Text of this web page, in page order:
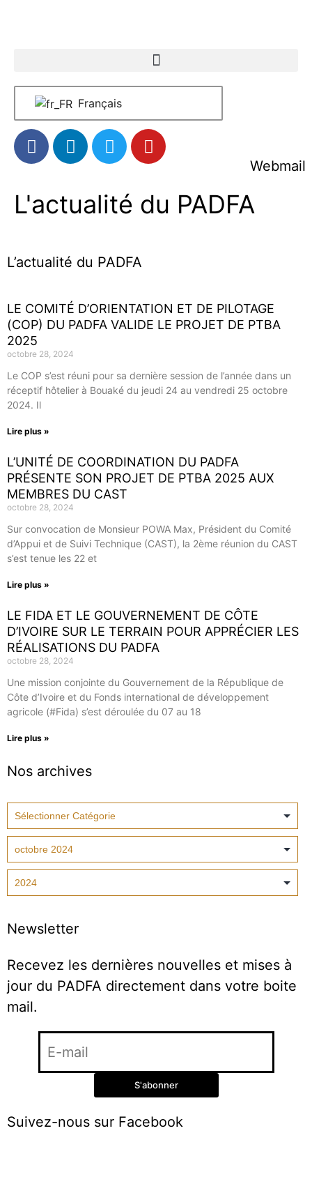
Français
Webmail
L'actualité du PADFA
L’actualité du PADFA
LE COMITÉ D’ORIENTATION ET DE PILOTAGE
(COP) DU PADFA VALIDE LE PROJET DE PTBA
2025
octobre 28, 2024
Le COP s’est réuni pour sa dernière session de l’année dans un
réceptif hôtelier à Bouaké du jeudi 24 au vendredi 25 octobre
2024. Il
Lire plus »
L’UNITÉ DE COORDINATION DU PADFA
PRÉSENTE SON PROJET DE PTBA 2025 AUX
MEMBRES DU CAST
octobre 28, 2024
Sur convocation de Monsieur POWA Max, Président du Comité
d’Appui et de Suivi Technique (CAST), la 2ème réunion du CAST
s’est tenue les 22 et
Lire plus »
LE FIDA ET LE GOUVERNEMENT DE CÔTE
D’IVOIRE SUR LE TERRAIN POUR APPRÉCIER LES
RÉALISATIONS DU PADFA
octobre 28, 2024
Une mission conjointe du Gouvernement de la République de
Côte d’Ivoire et du Fonds international de développement
agricole (#Fida) s’est déroulée du 07 au 18
Lire plus »
Nos archives
Newsletter
Recevez les dernières nouvelles et mises à
jour du PADFA directement dans votre boite
mail.
Suivez-nous sur Facebook